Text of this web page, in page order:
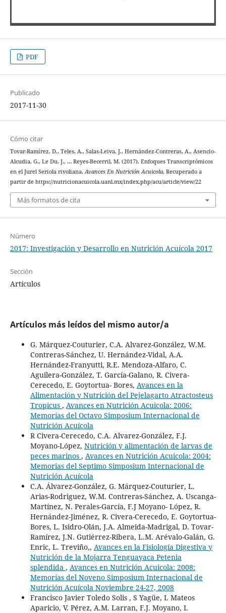
PDF
Publicado
2017-11-30
Cómo citar
Tovar-Ramírez, D., Teles, A., Salas-Leiva, J., Hernández-Contreras, A., Asencio-
Alcudia, G., Le Du, J., … Reyes-Becerril, M. (2017). Enfoques Transcriptómicos
en el Jurel Seriola rivoliana.Avances En Nutrición Acuicola. Recuperado a
partir de https://nutricionacuicola.uanl.mx/index.php/acu/article/view/22
Más formatos de cita
Número
2017: Investigación y Desarrollo en Nutrición Acuícola 2017
Sección
Artículos
Artículos más leídos del mismo autor/a
G. Márquez-Couturier, C.A. Alvarez-González, W.M.
Contreras-Sánchez, U. Hernández-Vidal, A.A.
Hernández-Franyutti, R.E. Mendoza-Alfaro, C.
Aguilera-González, T. García-Galano, R. Civera-
Cerecedo, E. Goytortua- Bores, Avances en la
Alimentación y Nutrición del Pejelagarto Atractosteus
Tropicus , Avances en Nutrición Acuicola: 2006:
Memorías del Octavo Simposium Internacional de
Nutrición Acuícola
R Civera-Cerecedo, C.A. Alvarez-González, F.J.
Moyano-López, Nutrición y alimentación de larvas de
peces marinos , Avances en Nutrición Acuicola: 2004:
Memorias del Septimo Simposium Internacional de
Nutrición Acuícola
C.A. Álvarez-González, G. Márquez-Couturier, L.
Arias-Rodriguez, W.M. Contreras-Sánchez, A. Uscanga-
Martínez, N. Perales-García, F.J Moyano- López, R.
Hernández-Jiménez, R. Civera-Cerecedo, E. Goytortua-
Bores, L. Isidro-Olán, J.A. Almeida-Madrigal, D. Tovar-
Ramírez, J.N. Gutiérrez-Ribera, L.M. Arévalo-Galán, G.
Enric, L. Treviño,, Avances en la Fisiología Digestiva y
Nutrición de la Mojarra Tenguayaca Petenia
splendida , Avances en Nutrición Acuicola: 2008:
Memorías del Noveno Simposium Internacional de
Nutrición Acuícola Noviembre 24-27, 2008
Francisco Javier Toledo Solis , S Yagüe, I. Mateos
Aparicio, V. Pérez, A.M. Larran, F.J. Moyano, I.